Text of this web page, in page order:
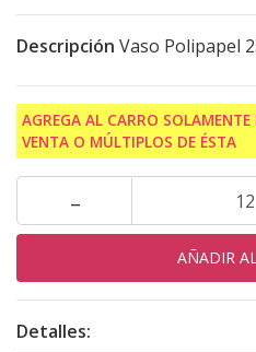
Descripción Vaso Polipapel
AGREGA AL CARRO
VENTA O MÚLTIPLOS DE ÉSTA
-
Detalles: